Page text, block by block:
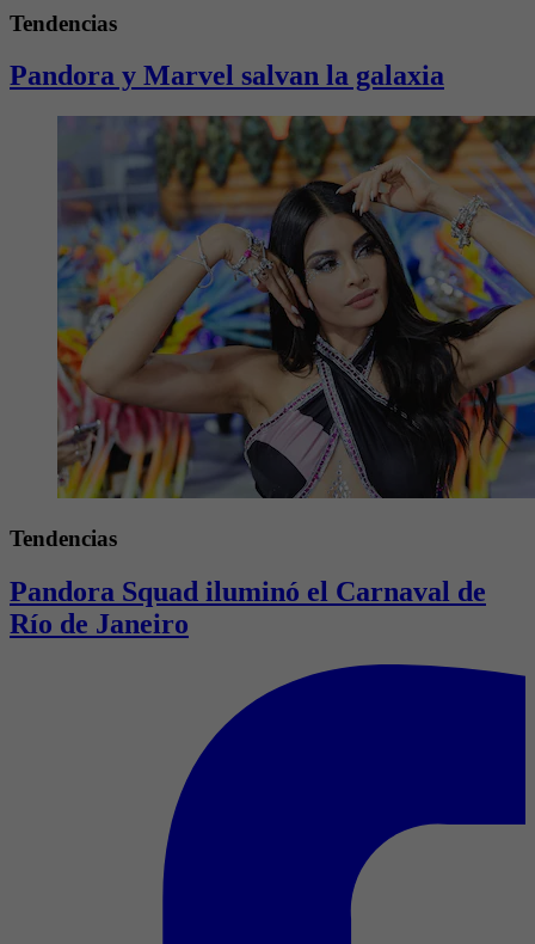
Tendencias
Pandora y Marvel salvan la galaxia
Tendencias
Pandora Squad iluminó el Carnaval de
Río de Janeiro